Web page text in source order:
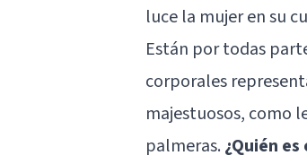
luce la mujer en su
Están por todas
corporales
majestuosos, como
palmeras.¿Quién